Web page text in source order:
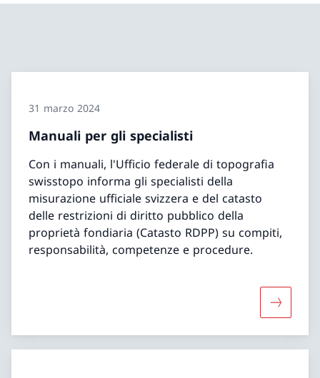
31 marzo 2024
Manuali per gli specialisti
Con i manuali, l'Ufficio federale di topografia
swisstopo informa gli specialisti della
misurazione ufficiale svizzera e del catasto
delle restrizioni di diritto pubblico della
proprietà fondiaria (Catasto RDPP) su compiti,
responsabilità, competenze e procedure.